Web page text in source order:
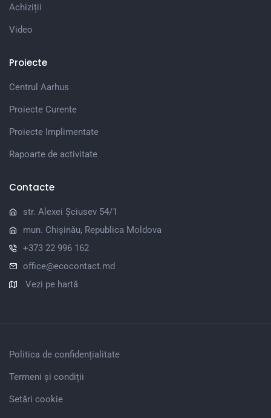
Achiziții
Video
Proiecte
Centrul Aarhus
Proiecte Curente
Proiecte Implimentate
Rapoarte de activitate
Contacte
str. Alexei Șciusev 54/1
mun. Chișinău, Republica Moldova
+373 22 996 162
office@ecocontact.md
Vezi pe hartă
Politica de confidențialitate
Termeni și condiții
Setări cookie